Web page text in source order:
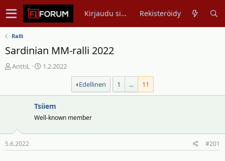
Kirjaudu sisään Rekisteröidy
Ralli
Sardinian MM-ralli 2022
V
s
e
t
AnttiL
A
i
t
u
p
1.2.2022
Edellinen
1 ... 11
Tsiiem
Well-known member
5.6.2022 #201